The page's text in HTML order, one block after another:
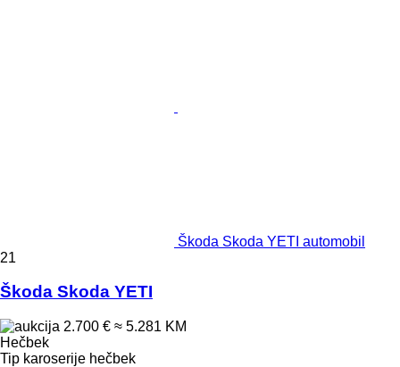
Škoda Skoda YETI automobil
21
Škoda Skoda YETI
2.700 € ≈ 5.281 KM
Hečbek
Tip karoserije hečbek